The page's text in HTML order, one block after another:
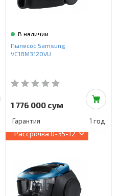
В наличии
Пылесос Samsung
VC18M3120VU
1 776 000 сум
Гарантия 1 год
Рассрочка0-35-12